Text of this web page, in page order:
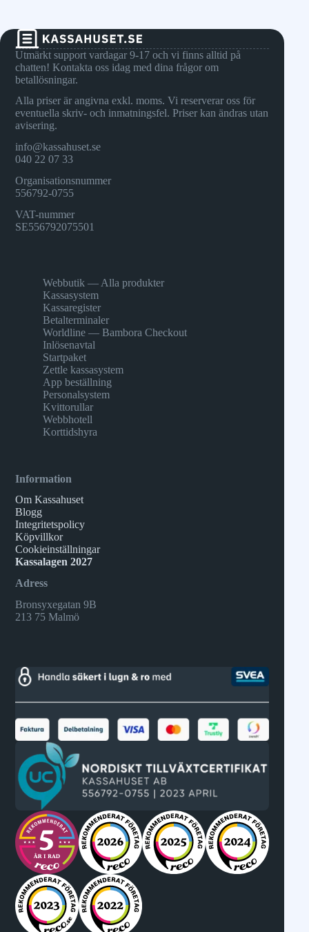
Utmärkt support vardagar 9-17 och vi finns alltid på
chatten! Kontakta oss idag med dina frågor om
betallösningar.
Alla priser är angivna exkl. moms. Vi reserverar oss för
eventuella skriv- och inmatningsfel. Priser kan ändras utan
avisering.
info@kassahuset.se
040 22 07 33
Organisationsnummer
556792-0755
VAT-nummer
SE556792075501
Webbutik — Alla produkter
Kassasystem
Kassaregister
Betalterminaler
Worldline — Bambora Checkout
Inlösenavtal
Startpaket
Zettle kassasystem
App beställning
Personalsystem
Kvittorullar
Webbhotell
Korttidshyra
Information
Om Kassahuset
Blogg
Integritetspolicy
Köpvillkor
Cookieinställningar
Kassalagen 2027
Adress
Bronsyxegatan 9B
213 75 Malmö